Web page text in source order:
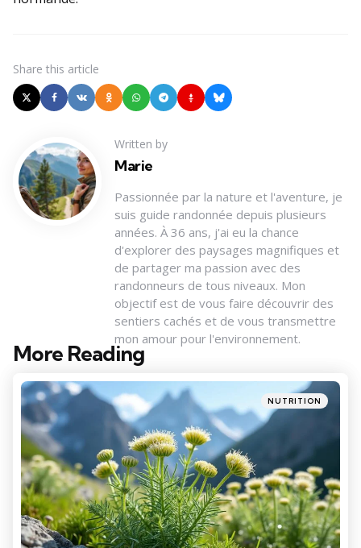
Share this article
Written by
Marie
Passionnée par la nature et l'aventure, je
suis guide randonnée depuis plusieurs
années. À 36 ans, j'ai eu la chance
d'explorer des paysages magnifiques et
de partager ma passion avec des
randonneurs de tous niveaux. Mon
objectif est de vous faire découvrir des
sentiers cachés et de vous transmettre
mon amour pour l'environnement.
More Reading
Post
navigation
Posted
in
NUTRITION